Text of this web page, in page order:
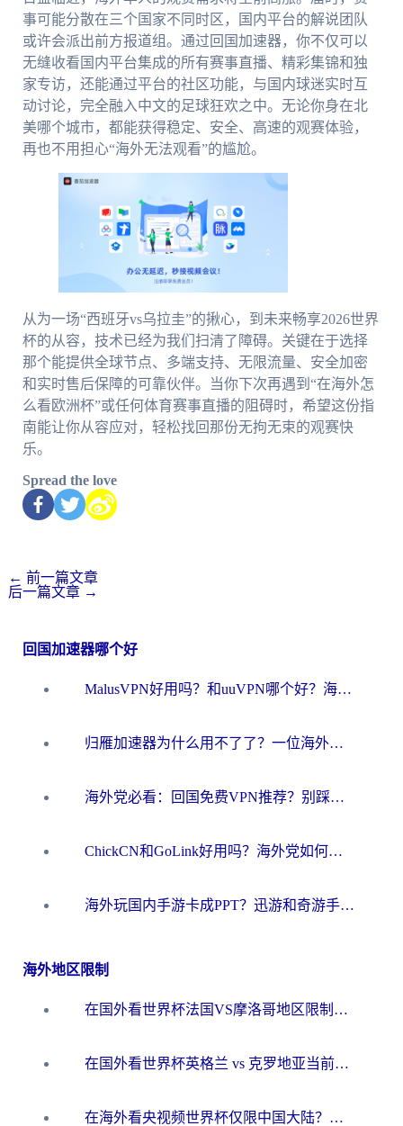
事可能分散在三个国家不同时区，国内平台的解说团队
或许会派出前方报道组。通过回国加速器，你不仅可以
无缝收看国内平台集成的所有赛事直播、精彩集锦和独
家专访，还能通过平台的社区功能，与国内球迷实时互
动讨论，完全融入中文的足球狂欢之中。无论你身在北
美哪个城市，都能获得稳定、安全、高速的观赛体验，
再也不用担心“海外无法观看”的尴尬。
从为一场“西班牙vs乌拉圭”的揪心，到未来畅享2026世界
杯的从容，技术已经为我们扫清了障碍。关键在于选择
那个能提供全球节点、多端支持、无限流量、安全加密
和实时售后保障的可靠伙伴。当你下次再遇到“在海外怎
么看欧洲杯”或任何体育赛事直播的阻碍时，希望这份指
南能让你从容应对，轻松找回那份无拘无束的观赛快
乐。
Spread the love
← 前一篇文章
后一篇文章 →
回国加速器哪个好
MalusVPN好用吗？和uuVPN哪个好？海外党无缝访问国内资源的真实对比与选择指南
归雁加速器为什么用不了了？一位海外游子的真实困惑与技术解答
海外党必看：回国免费VPN推荐？别踩坑！教你选对加速器无缝刷国内资源
ChickCN和GoLink好用吗？海外党如何选对回国加速器
海外玩国内手游卡成PPT？迅游和奇游手游哪个好？一篇讲透回国加速器怎么选
海外地区限制
在国外看世界杯法国VS摩洛哥地区限制？这篇指南让你流畅看中文解说无压力
在国外看世界杯英格兰 vs 克罗地亚当前地区不可播放？这篇指南帮你搞定所有海外观赛难题
在海外看央视频世界杯仅限中国大陆？这篇指南帮你解锁中文解说+无卡顿直播